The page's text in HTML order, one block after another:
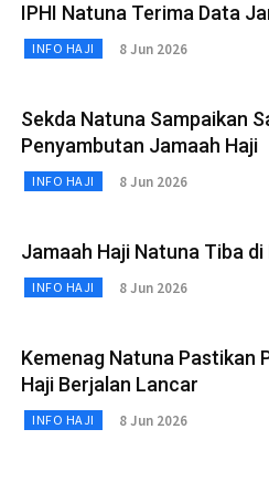
IPHI Natuna Terima Data
INFO HAJI 8 Jun 2026
Sekda Natuna Sampaikan
Penyambutan Jamaah Haji
INFO HAJI 8 Jun 2026
Jamaah Haji Natuna Tiba
INFO HAJI 8 Jun 2026
Kemenag Natuna Pastikan
Haji Berjalan Lancar
INFO HAJI 8 Jun 2026